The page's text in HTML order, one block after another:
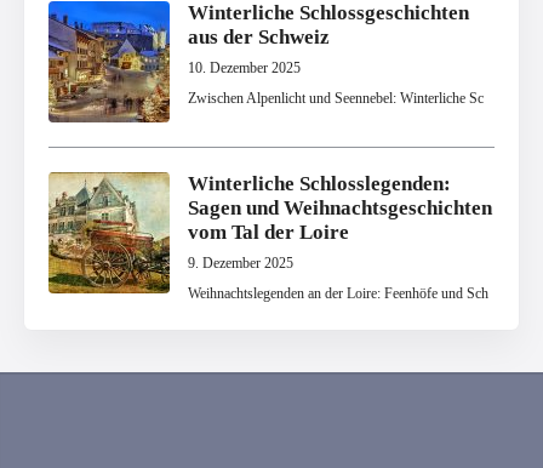
Winterliche Schlossgeschichten
aus der Schweiz
10. Dezember 2025
Zwischen Alpenlicht und Seennebel: Winterliche Sc
Winterliche Schlosslegenden:
Sagen und Weihnachtsgeschichten
vom Tal der Loire
9. Dezember 2025
Weihnachtslegenden an der Loire: Feenhöfe und Sch